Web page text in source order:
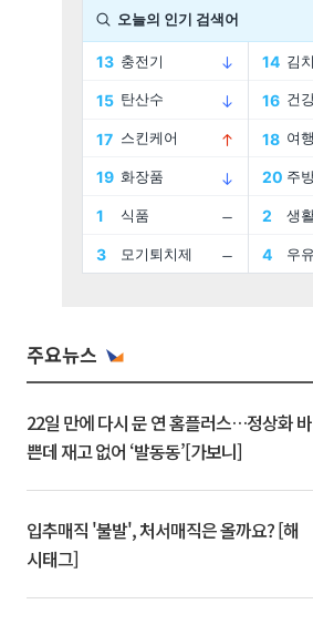
주요뉴스
22일 만에 다시 문 연 홈플러스…정상화 바
쁜데 재고 없어 ‘발동동’[가보니]
입추매직 '불발', 처서매직은 올까요? [해
시태그]